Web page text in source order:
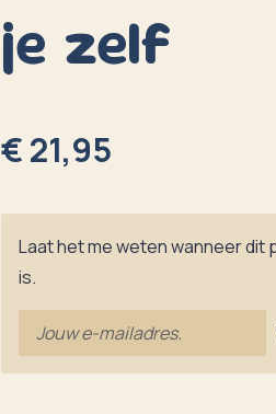
je zelf
€ 21,95
Laat het me weten wanneer dit
is.